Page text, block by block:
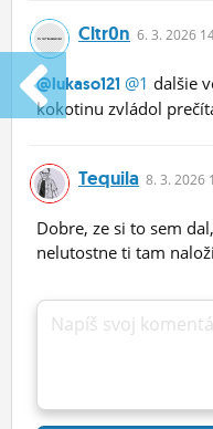
Cltr0n 6. 3. 2026
@lukaso121 @1 dalšie
kokotinu zvládol
Tequila 8. 3. 2026
Dobre, ze si to sem
nelutostne ti tam
Napíš svoj